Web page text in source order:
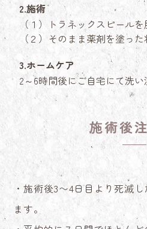
2.施術
（１）トラネックスピール
（２）そのまま薬剤を塗っ
3.ホームケア
2～6時間後にご自宅にて洗
施術後
・施術後3〜4日目より死滅
ます。